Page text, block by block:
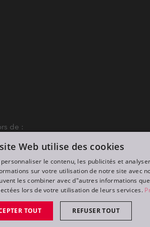
de :
Web utilise des cookies
le contenu, les publicités et
sur votre utilisation de notre site avec
les combiner avec d"autres informations
lors de votre utilisation de leurs services.
TOUT REFUSER TOUT